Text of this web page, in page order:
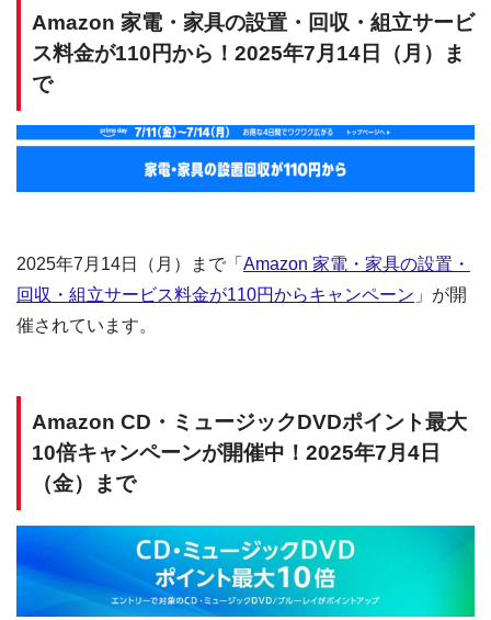
Amazon 家電・家具の設置・回収・組立サービ
ス料金が110円から！2025年7月14日（月）ま
で
2025年7月14日（月）まで「 Amazon 家電・家具の設置・
回収・組立サービス料金が110円からキャンペーン 」が開
催されています。
Amazon CD・ミュージックDVDポイント最大
10倍キャンペーンが開催中！2025年7月4日
（金）まで